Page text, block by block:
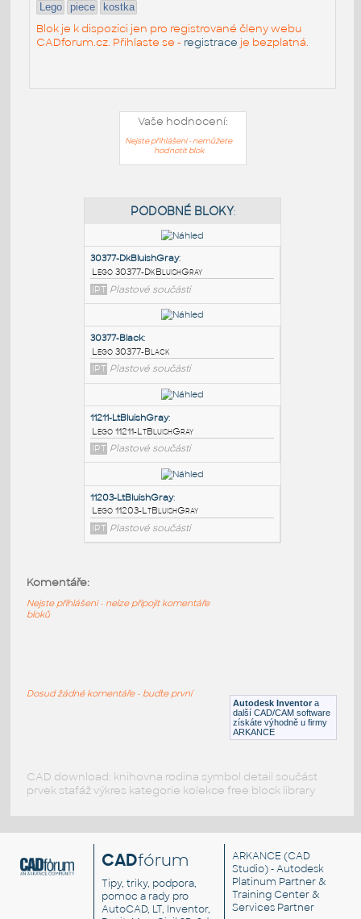
Lego piece kostka
Blok je k dispozici jen pro registrované členy webu
CADforum.cz. Přihlaste se - registrace je bezplatná.
Vaše hodnocení:
Nejste přihlášeni - nemůžete
hodnotit blok
30377-DkBluishGray
Lego 30377-DkBluishGray
IPT Plastové součásti
30377-Black:
Lego 30377-Black
IPT Plastové součásti
Lego 11211-LtBluishGray
Lego 11203-LtBluishGray
Autodesk Inventor a
další CAD/CAM software
získáte výhodně u firmy
ARKANCE
Komentáře:
Nejste přihlášeni - nelze připojit komentáře
bloků
Dosud žádné komentáře - buďte první
CAD download: knihovna rodina symbol detail součást
prvek stafáž výkres kategorie kolekce free block library
CADfórum
Tipy, triky, podpora,
pomoc a rady pro
AutoCAD, LT, Inventor,
ARKANCE (CAD
Studio) - Autodesk
Platinum Partner &
Training Center &
Services Partner